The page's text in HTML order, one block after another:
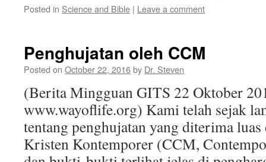
Posted in Science and Bible | Leave a comment
Penghujatan oleh CCM
Posted on October 22, 2016by Dr. Steven
(Berita Mingguan GITS 22 Oktober
www.wayoflife.org) Kami telah sejak
tentang penghujatan yang diterima
Kristen Kontemporer (CCM,